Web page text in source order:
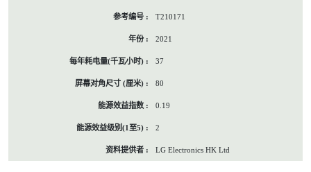
T210171
2021
37
80
0.19
2
LG Electronics HK Ltd